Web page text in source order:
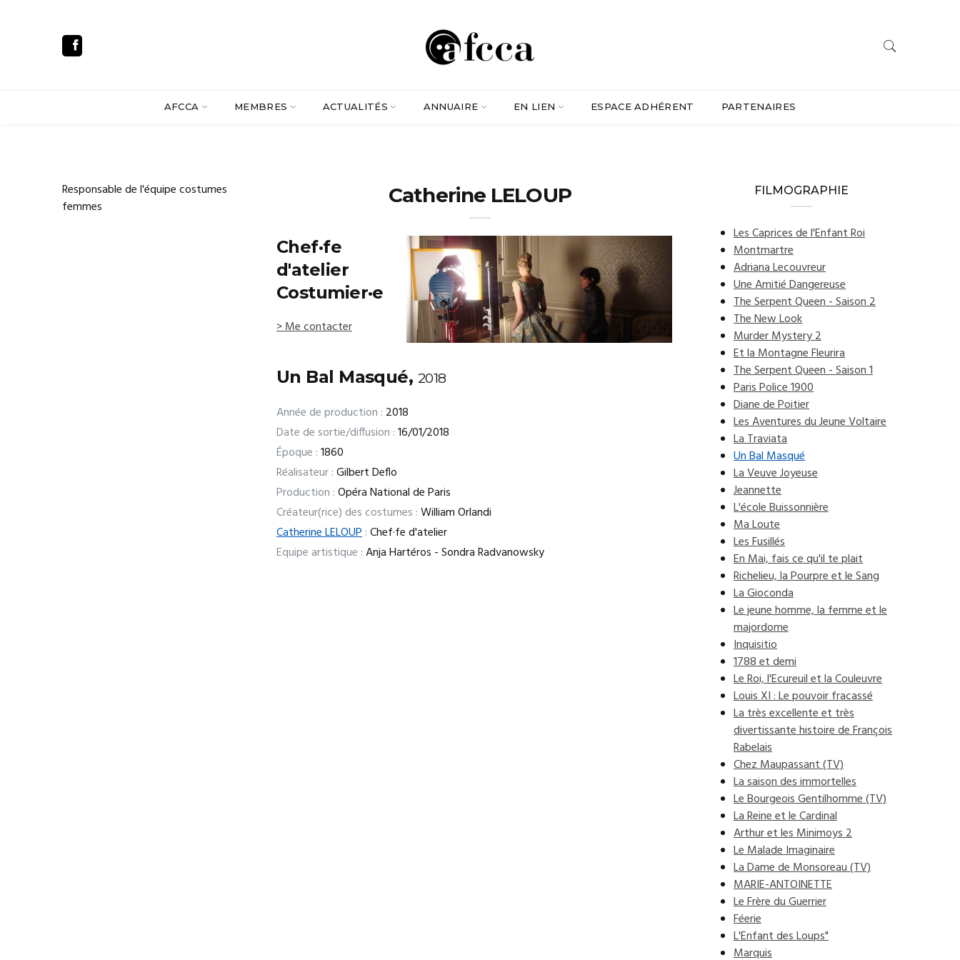
AFCCA MEMBRES ACTUALITÉS ANNUAIRE EN LIEN ESPACE ADHÉRENT PARTENAIRES
Catherine LELOUP
Chef·fe
d'atelier
Costumier·e
> Me contacter
Un Bal Masqué, 2018
Année de production : 2018
Date de sortie/diffusion :16/01/2018
Époque :1860
Réalisateur :Gilbert Deflo
Production :Opéra National de Paris
Créateur(rice) des costumes :William Orlandi
Catherine LELOUP:Chef·fe d'atelier
Equipe artistique :Anja Hartéros - Sondra Radvanowsky
Responsable de l'équipe costumes
femmes
FILMOGRAPHIE
Les Caprices de l'Enfant Roi
Montmartre
Adriana Lecouvreur
Une Amitié Dangereuse
The Serpent Queen - Saison 2
The New Look
Murder Mystery 2
Et la Montagne Fleurira
The Serpent Queen - Saison 1
Paris Police 1900
Diane de Poitier
Les Aventures du Jeune Voltaire
La Traviata
Un Bal Masqué
La Veuve Joyeuse
Jeannette
L'école Buissonnière
Ma Loute
Les Fusillés
En Mai, fais ce qu'il te plait
Richelieu, la Pourpre et le Sang
La Gioconda
Le jeune homme, la femme et le
majordome
Inquisitio
1788 et demi
Le Roi, l'Ecureuil et la Couleuvre
Louis XI : Le pouvoir fracassé
La très excellente et très
divertissante histoire de François
Rabelais
Chez Maupassant (TV)
La saison des immortelles
Le Bourgeois Gentilhomme (TV)
La Reine et le Cardinal
Arthur et les Minimoys 2
Le Malade Imaginaire
La Dame de Monsoreau (TV)
MARIE-ANTOINETTE
Le Frère du Guerrier
Féerie
L'Enfant des Loups"
Marquis